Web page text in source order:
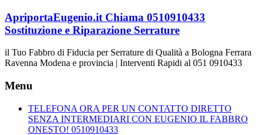
Vai
al
contenuto
ApriportaEugenio.it Chiama 0510910433
Sostituzione e Riparazione Serrature
il Tuo Fabbro di Fiducia per Serrature di Qualità a Bologna Ferrara
Ravenna Modena e provincia | Interventi Rapidi al 051 0910433
Menu
TELEFONA ORA PER UN CONTATTO DIRETTO
SENZA INTERMEDIARI CON EUGENIO IL FABBRO
ONESTO! 0510910433